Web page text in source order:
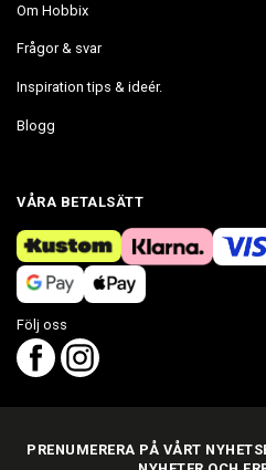
Om Hobbix
Frågor & svar
Inspiration tips & ideér.
Blogg
VÅRA BETALSÄTT
Följ oss
PRENUMERERA PÅ VÅRT